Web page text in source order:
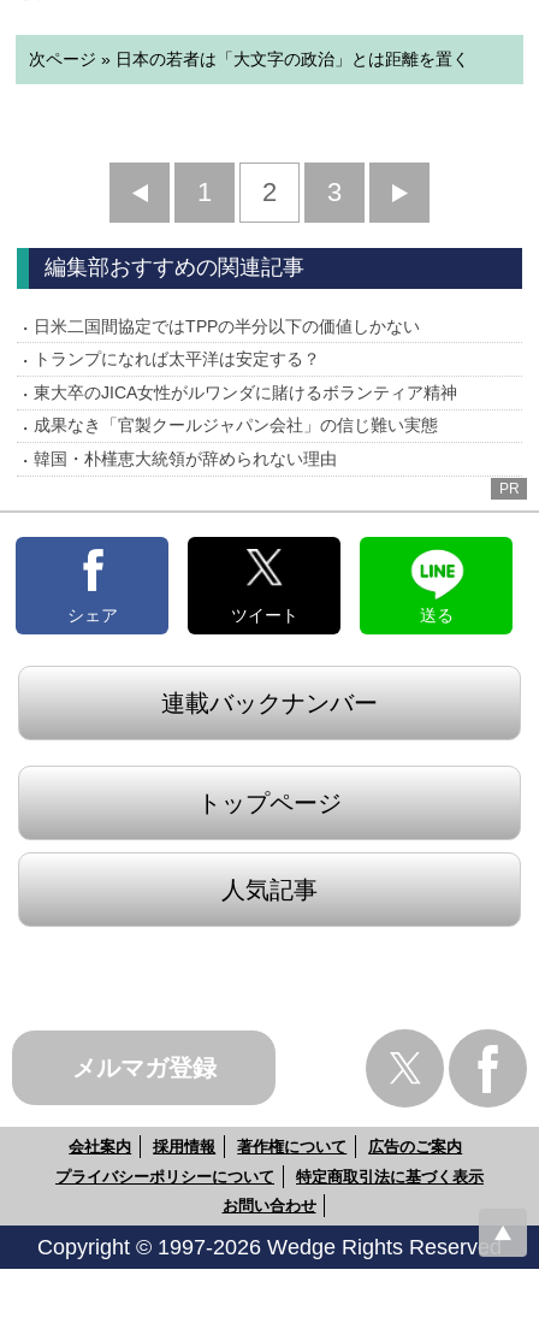
次ページ » 日本の若者は「大文字の政治」とは距離を置く
前
へ
1 2 3
へ
編集部おすすめの関連記事
日米二国間協定ではTPPの半分以下の価値しかない
トランプになれば太平洋は安定する？
東大卒のJICA女性がルワンダに賭けるボランティア精神
成果なき「官製クールジャパン会社」の信じ難い実態
韓国・朴槿恵大統領が辞められない理由
PR
シェア ツイート 送る
連載バックナンバー
トップページ
人気記事
メルマガ登録
会社案内 採用情報 著作権について
広告のご案内
プライバシーポリシーについて
特定商取引法に基づく表示
お問い合わせ
Copyright © 1997-2026 Wedge Rights Reserved